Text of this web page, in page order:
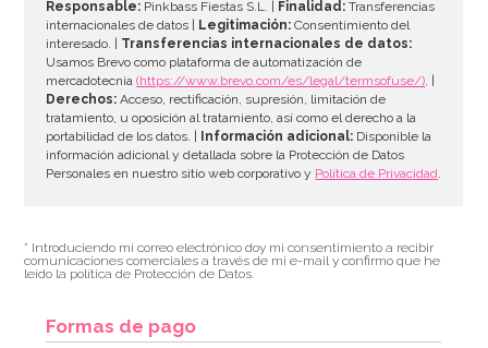
AÑADIR
Responsable: Pinkbass Fiestas S.L. | Finalidad: Transferencias
internacionales de datos |
Legitimación: Consentimiento del
interesado. | Transferencias internacionales de datos:
Usamos Brevo como plataforma de automatización de
mercadotecnia(https://www.brevo.com/es/legal/termsofuse/). |
Derechos: Acceso, rectificación, supresión, limitación de
tratamiento, u oposición al tratamiento, así como el derecho a la
portabilidad de los datos. |
Información adicional: Disponible la
información adicional y detallada sobre la Protección de Datos
Personales en nuestro sitio web corporativo y Política de Privacidad.
* Introduciendo mi correo electrónico doy mi consentimiento a recibir
comunicaciones comerciales a través de mi e-mail y confirmo que he
leído la política de Protección de Datos.
Formas de pago